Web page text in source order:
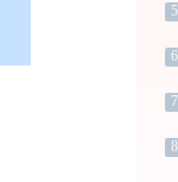
5
6
7
8